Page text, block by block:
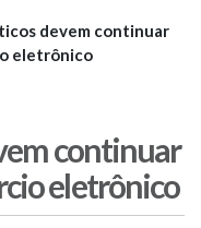
devem continuar
eletrônico
continuar
eletrônico